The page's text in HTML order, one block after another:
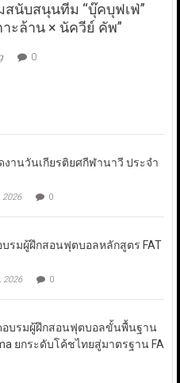
นับสนุนทีม “บุ๊คบุฟเฟ่”
ะล้าน × นัควีย์ คัพ”
0
งานวันเกียรติยศกีฬานาวี ประจำ
0
บรมผู้ฝึกสอนฟุตบอลหลักสูตร FAT
2026 0
อบรมผู้ฝึกสอนฟุตบอลขั้นพื้นฐาน
ยกระดับโค้ชไทยสู่มาตรฐาน FA